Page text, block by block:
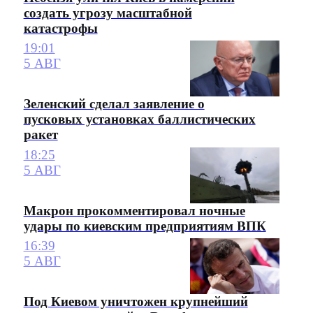
создать угрозу масштабной
катастрофы
19:01
5 АВГ
Зеленский сделал заявление о
пусковых установках баллистических
ракет
18:25
5 АВГ
Макрон прокомментировал ночные
удары по киевским предприятиям ВПК
16:39
5 АВГ
Под Киевом уничтожен крупнейший